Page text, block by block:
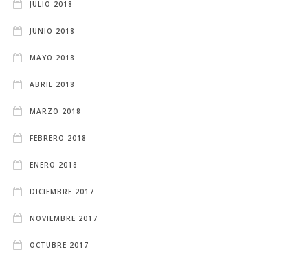
JULIO 2018
JUNIO 2018
MAYO 2018
ABRIL 2018
MARZO 2018
FEBRERO 2018
ENERO 2018
DICIEMBRE 2017
NOVIEMBRE 2017
OCTUBRE 2017